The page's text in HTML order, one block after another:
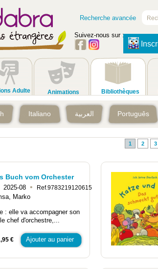
Recherche avancée
Suivez-nous sur :
Adulte Animations Bibliothèques
Italiano العربية Português
1 2 3
Buch vom Orchester
2025-08 • Ref.9783219120615
Marko
: elle va accompagner son
chef d'orchestre,...
€ Ajouter au panier